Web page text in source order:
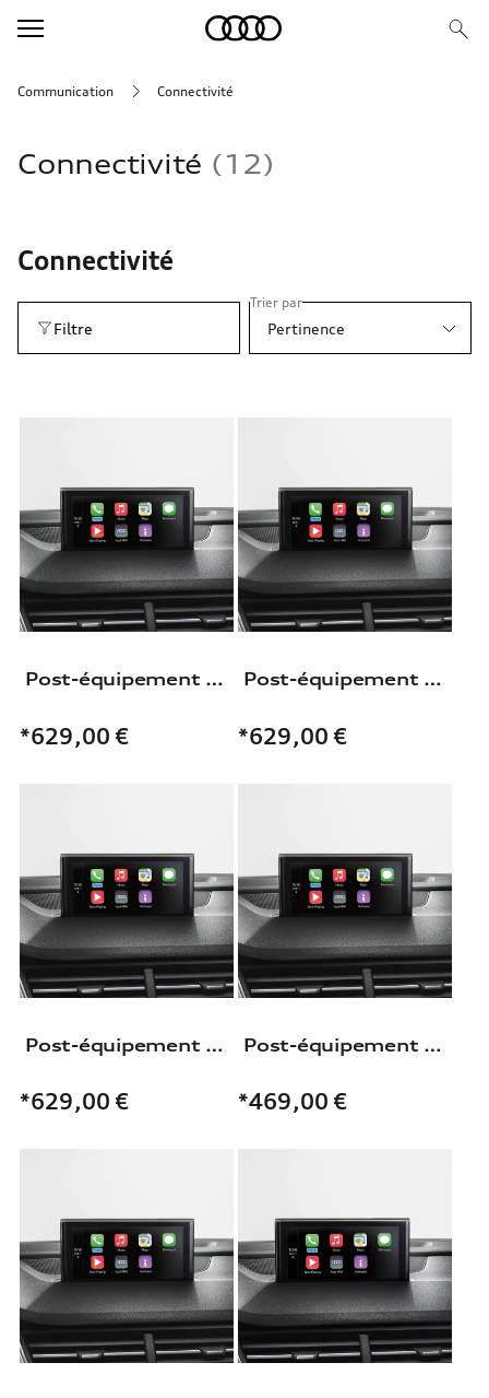
Communication Connectivité
Connectivité 12
Connectivité
Filtre
Trier par
Pertinence
Post-équipement pour Interface Audi smartphone
*629,00 €
Post-équipement pour Interface Audi smartphone
*629,00 €
Post-équipement pour Interface Audi smartphone
*629,00 €
Post-équipement pour Interface Audi smartphone
*469,00 €